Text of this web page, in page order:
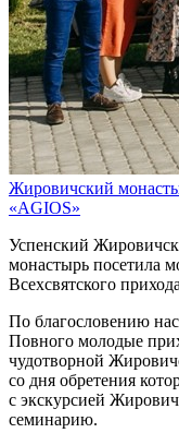
Жировичский
«AGIOS»
Успенский
монастырь посетила
Всехсвятского
По благословению
Повного молодые
чудотворной
со дня обретения
с экскурсией
семинарию.